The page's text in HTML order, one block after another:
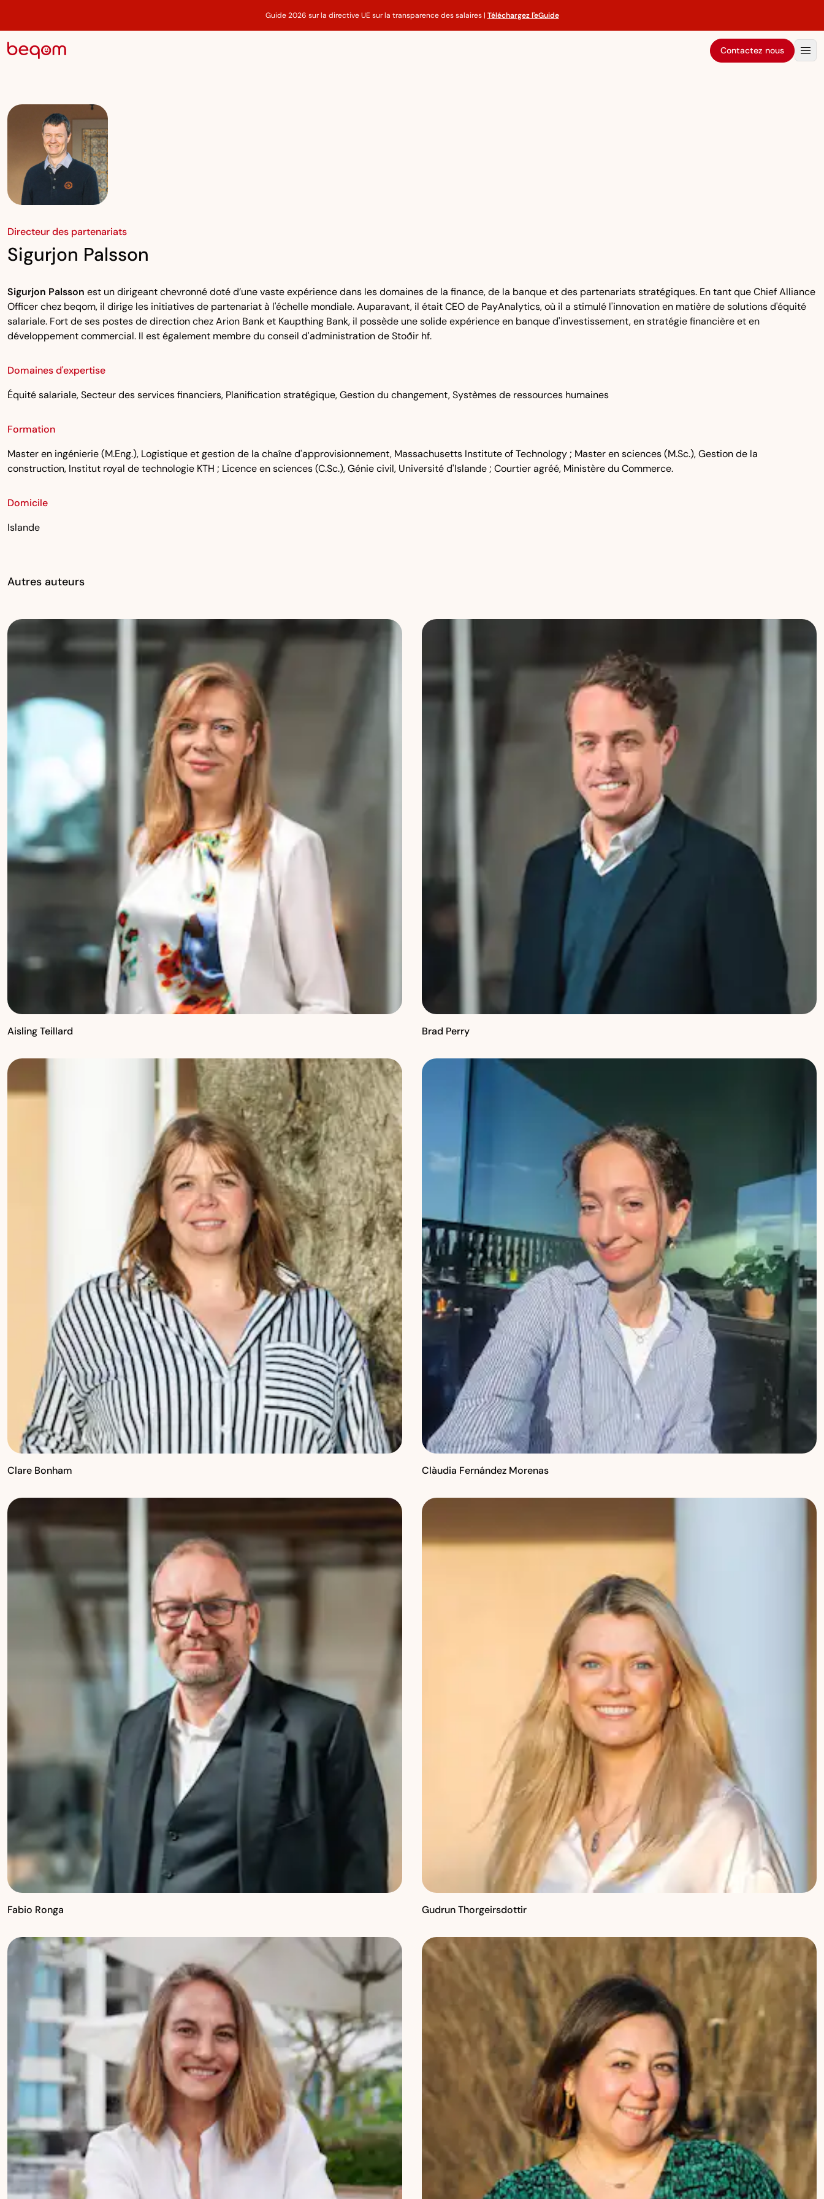
Guide 2026 sur la directive UE sur la transparence des salaires | Téléchargez l'eGuide
Contactez nous
Directeur des partenariats
Sigurjon Palsson
Sigurjon Palsson est un dirigeant chevronné doté d’une vaste expérience dans les domaines de la finance, de la banque et des partenariats stratégiques. En tant que Chief Alliance
Officer chez beqom, il dirige les initiatives de partenariat à l'échelle mondiale. Auparavant, il était CEO de PayAnalytics, où il a stimulé l'innovation en matière de solutions d'équité
salariale. Fort de ses postes de direction chez Arion Bank et Kaupthing Bank, il possède une solide expérience en banque d'investissement, en stratégie financière et en
développement commercial. Il est également membre du conseil d'administration de Stoðir hf.
Domaines d'expertise
Équité salariale, Secteur des services financiers, Planification stratégique, Gestion du changement, Systèmes de ressources humaines
Formation
Master en ingénierie (M.Eng.), Logistique et gestion de la chaîne d'approvisionnement, Massachusetts Institute of Technology ; Master en sciences (M.Sc.), Gestion de la
construction, Institut royal de technologie KTH ; Licence en sciences (C.Sc.), Génie civil, Université d'Islande ; Courtier agréé, Ministère du Commerce.
Domicile
Islande
Autres auteurs
Aisling Teillard Brad Perry
Clare Bonham Clàudia Fernández Morenas
Fabio Ronga Gudrun Thorgeirsdottir